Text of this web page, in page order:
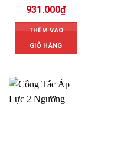
931.000₫
THÊM VÀO
GIỎ HÀNG